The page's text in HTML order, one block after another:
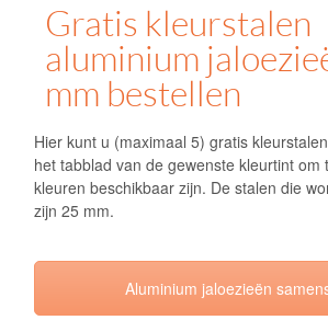
Gratis kleurstalen
aluminium
mm bestellen
Hier kunt u (maximaal 5) gratis
het tabblad van de gewenste kleurtint om
kleuren beschikbaar zijn. De stalen die
zijn 25 mm.
Aluminium jaloezieën